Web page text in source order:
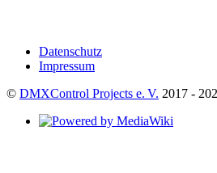
Datenschutz
Impressum
© DMXControl Projects e. V. 2017 -